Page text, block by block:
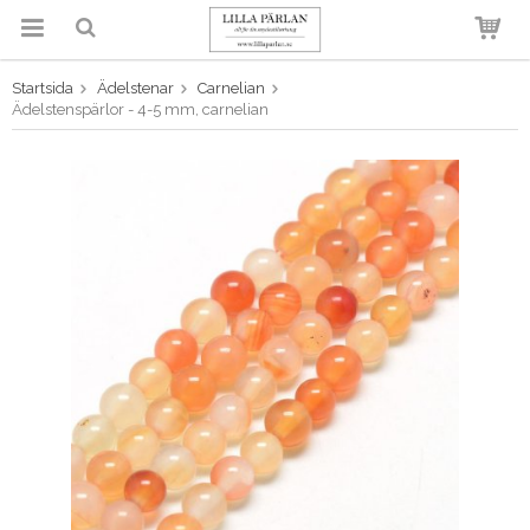
Produkten har blivit tillagd i
varukorgen
Startsida Ädelstenar
Carnelian
Ädelstenspärlor - 4-5 mm, carnelian